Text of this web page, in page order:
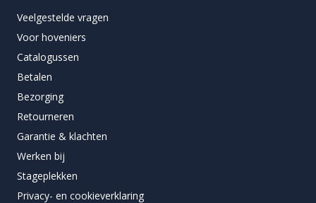
Veelgestelde vragen
Voor hoveniers
Catalogussen
Betalen
Bezorging
Retourneren
Garantie & klachten
Werken bij
Stageplekken
Privacy- en cookieverklaring